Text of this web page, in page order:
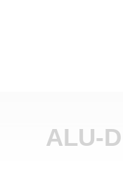
ALU-